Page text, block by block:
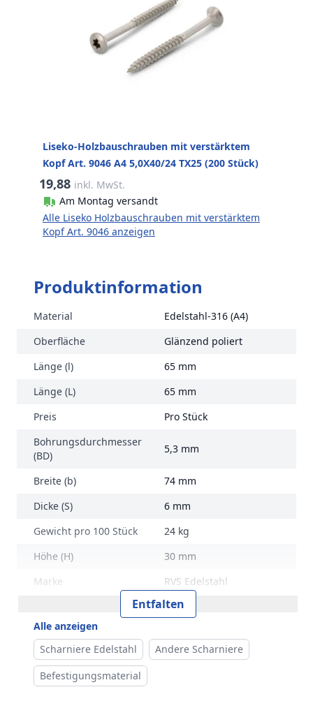
Liseko-Holzbauschrauben mit verstärktem
Kopf Art. 9046 A4 5,0X40/24 TX25 (200 Stück)
19,88 inkl. MwSt.
Am Montag versandt
Alle Liseko Holzbauschrauben mit verstärktem
Kopf Art. 9046 anzeigen
Produktinformation
Material
Edelstahl-316 (A4)
Oberfläche
Glänzend poliert
Länge (l)
65 mm
Länge (L)
65 mm
Preis
Pro Stück
Bohrungsdurchmesser
(BD)
5,3 mm
Breite (b)
74 mm
Dicke (S)
6 mm
Gewicht pro 100 Stück
24 kg
Höhe (H)
30 mm
Marke
RVS Edelstahl
Entfalten
Alle anzeigen
Scharniere Edelstahl
Andere Scharniere
Befestigungsmaterial